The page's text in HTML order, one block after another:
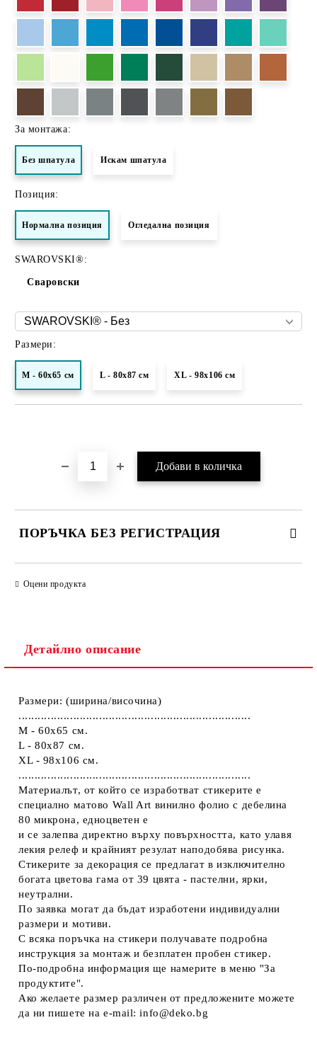
За монтажа:
Без шпатула Искам шпатула
Позиция:
Нормалнa позиция Огледална позиция
SWAROVSKI®:
Сваровски
Размери:
M - 60x65 см L - 80x87 см XL - 98х106 см
ПОРЪЧКА БЕЗ РЕГИСТРАЦИЯ
Ние ще се свържем с вас в рамките на работния ден.
Оцени продукта
Детайлно описание
Размери: (ширина/височина)
........................................................................
M - 60x65 см.
L - 80x87 см.
XL - 98х106 см.
........................................................................
Материалът, от който се изработват стикерите е
специално матово Wall Art винилно фолио с дебелина
80 микрона, едноцветен е
и се залепва директно върху повърхността, като улавя
лекия релеф и крайният резулат наподобява рисунка.
Стикерите за декорация се предлагат в изключително
богата цветова гама от 39 цвятa - пастелни, ярки,
неутрални.
По заявка могат да бъдат изработени индивидуални
размери и мотиви.
С всяка поръчка на стикери получавате подробна
инструкция за монтаж и безплатен пробен стикер.
По-подробна информация ще намерите в меню "За
продуктите".
Ако желаете размер различен от предложените можете
да ни пишете на e-mail: info@deko.bg